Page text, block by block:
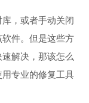
，或者手动关闭
件。但是这些方
解决，那该怎么
专业的修复工具